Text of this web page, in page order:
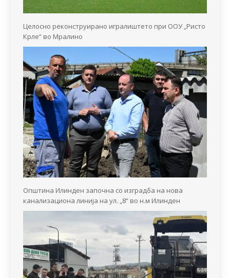
Целосно реконструирано игралиштето при ООУ „Ристо
Крле“ во Мралино
Општина Илинден започна со изградба на нова
канализациона линија на ул. „8“ во н.м Илинден